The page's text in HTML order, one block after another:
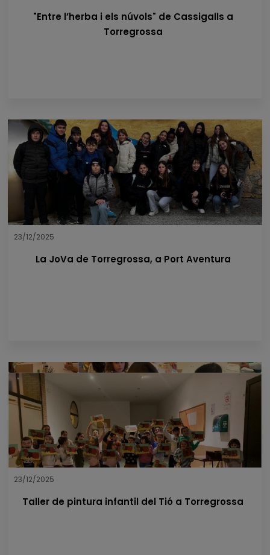
"Entre l’herba i els núvols" de Cassigalls a
Torregrossa
23/12/2025
La JoVa de Torregrossa, a Port Aventura
23/12/2025
Taller de pintura infantil del Tió a Torregrossa